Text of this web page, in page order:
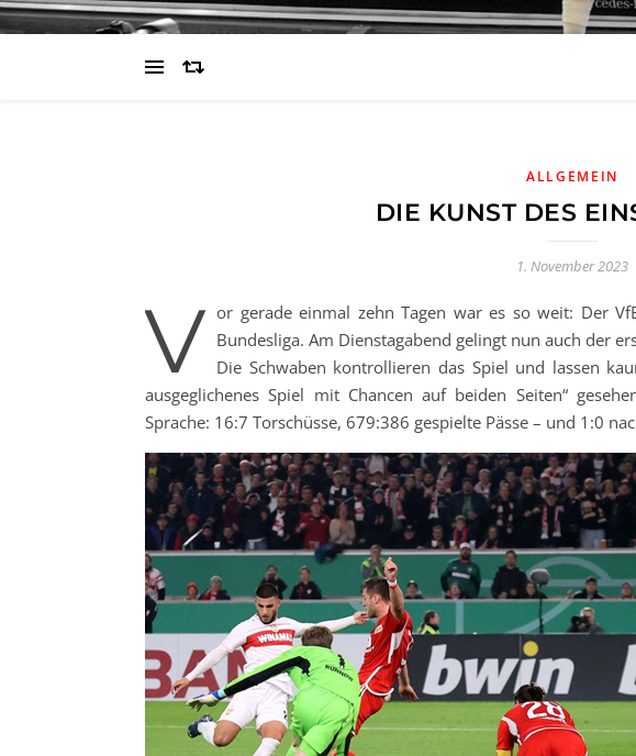
ALLGEMEIN
DIE KUNST DES
1. November 2023
V or gerade einmal zehn Tagen war es so weit: Der
Bundesliga. Am Dienstagabend gelingt nun auch der
Die Schwaben kontrollieren das Spiel und lassen
ausgeglichenes Spiel mit Chancen auf beiden Seiten“
Sprache: 16:7 Torschüsse, 679:386 gespielte Pässe – und 1:0